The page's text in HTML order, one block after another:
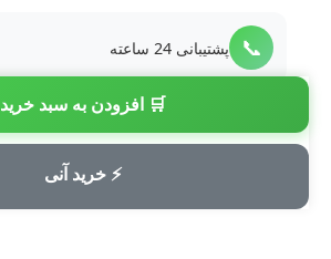
🛒 افزودن به سبد خرید
⚡ خرید آنی
📞 پشتیبانی 24 ساعته
💳 پرداخت امن